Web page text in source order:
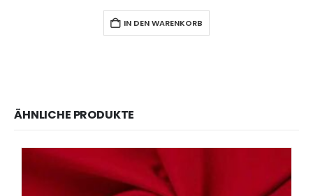
IN DEN WARENKORB
ÄHNLICHE PRODUKTE